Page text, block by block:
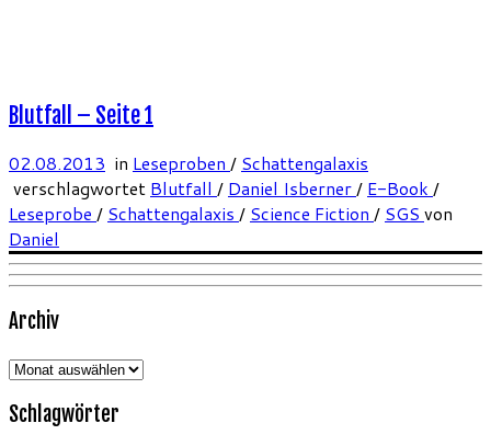
Blutfall – Seite 1
02.08.2013 in Leseproben / Schattengalaxis
verschlagwortet Blutfall / Daniel Isberner/ E-Book /
Leseprobe / Schattengalaxis / Science Fiction / SGS von
Daniel
Archiv
Archiv
Schlagwörter